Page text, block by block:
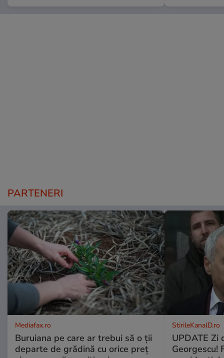
PARTENERI
Mediafax.ro
Buruiana pe care ar trebui să o ții
departe de grădină cu orice preț
StirileKanalD.ro
UPDATE Zi
Georgescu!